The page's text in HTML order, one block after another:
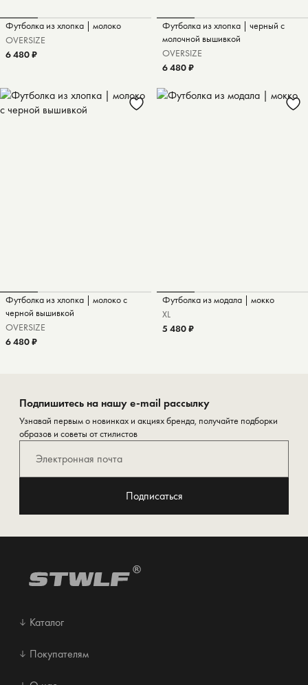
Футболка из хлопка | молоко
OVERSIZE
6 480 ₽
Футболка из хлопка | черный с
молочной вышивкой
OVERSIZE
6 480 ₽
Футболка из хлопка | молоко с
черной вышивкой
OVERSIZE
6 480 ₽
Футболка из модала | мокко
XL
5 480 ₽
Подпишитесь на нашу e-mail рассылку
Узнавай первым о новинках и акциях бренда, получайте подборки
образов и советы от стилистов
Подписаться
Каталог
Покупателям